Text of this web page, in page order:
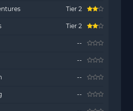
Tier 2
Tier 2
--
--
--
--